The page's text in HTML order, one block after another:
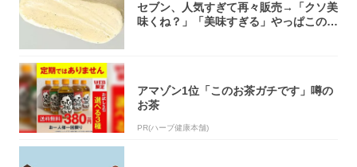
セブン、人気すぎて再々販売→「クソ美
味くね？」「美味すぎる」やっぱこのク
アマゾン1位「このお茶ガチです」噂の
お茶
PR(ハーブ健康本舗)